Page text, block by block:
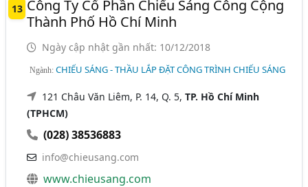
13 Công Ty Cổ Phần Chiếu Sáng Công Cộng
Thành Phố Hồ Chí Minh
Ngày cập nhật gần nhất: 10/12/2018
Ngành:CHIẾU SÁNG - THẦU LẮP ĐẶT CÔNG TRÌNH CHIẾU SÁNG
121 Châu Văn Liêm, P. 14, Q. 5,TP. Hồ Chí Minh
(TPHCM)
(028) 38536883
info@chieusang.com
www.chieusang.com